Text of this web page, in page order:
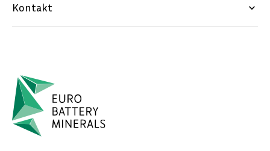
Kontakt keyboard_arrow_down